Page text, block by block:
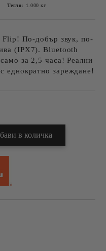
Тегло: 1.000 кг
Flip! По-добър звук, по-
(IPX7). Bluetooth
за 2,5 часа! Реални
еднократно зареждане!